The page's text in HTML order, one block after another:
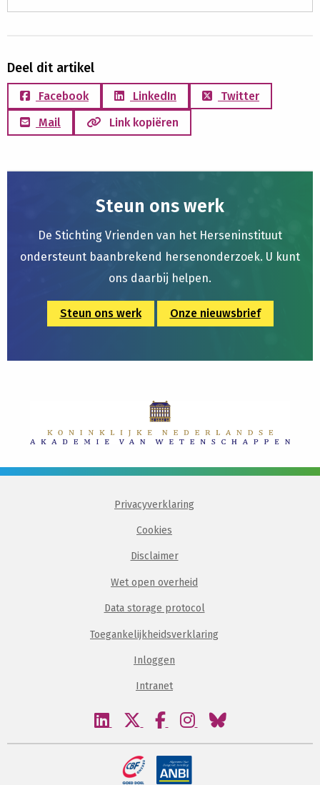
Deel dit artikel
Facebook LinkedIn
Twitter
Mail
Link kopiëren
Steun ons werk
De Stichting Vrienden van het Herseninstituut
ondersteunt baanbrekend hersenonderzoek. U kunt
ons daarbij helpen.
Steun ons werk Onze nieuwsbrief
Privacyverklaring
Cookies
Disclaimer
Wet open overheid
Data storage protocol
Toegankelijkheidsverklaring
Inloggen
Intranet
Bezoek
linkedin
Bezoek
twitter
Bezoek
facebook
Bezoek
instagram
Bezoek